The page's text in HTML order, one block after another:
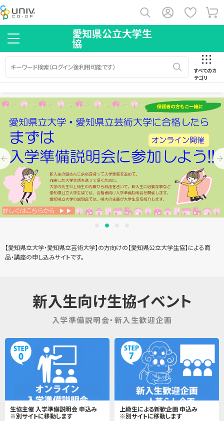
愛知県公立大学生
協
すべてのカ
テゴリ
【愛知県立大学・愛知県立芸術大学】の方向けの【愛知県公立大学生協】による商
品・講座の申し込みサイトです。
新入生向け生協イベント
入学準備説明会・新入生歓迎企画
生協主催 入学準備説明会 申込み
※別サイトに移動します
上級生による新歓企画 申込み
※別サイトに移動します